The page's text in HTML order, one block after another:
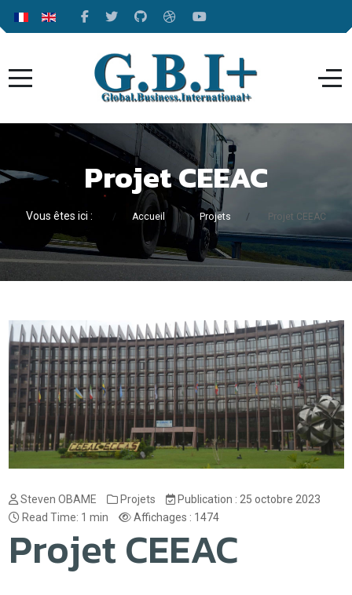
Projet CEEAC
Vous êtes ici : Accueil Projets Projet CEEAC
Steven OBAME Projets
Publication : 25 octobre 2023
Read Time: 1 min
Affichages : 1474
Projet CEEAC